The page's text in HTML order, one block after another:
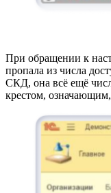
При обращении к
пропала из числа
СКД, она всё ещё
крестом,